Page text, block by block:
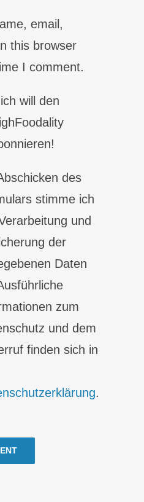
email,
this browser
I comment.
will den
des
stimme ich
und
der
Daten
zum
und dem
finden sich in
.